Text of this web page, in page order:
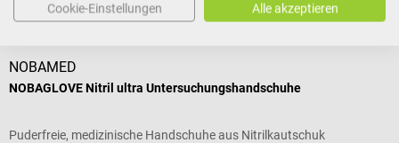
Kunden kauften auch
NOBAMED
NOBAGLOVE Nitril ultra Untersuchungshandschuhe
Puderfreie, medizinische Handschuhe aus Nitrilkautschuk
Cookie-Einstellungen Alle akzeptieren